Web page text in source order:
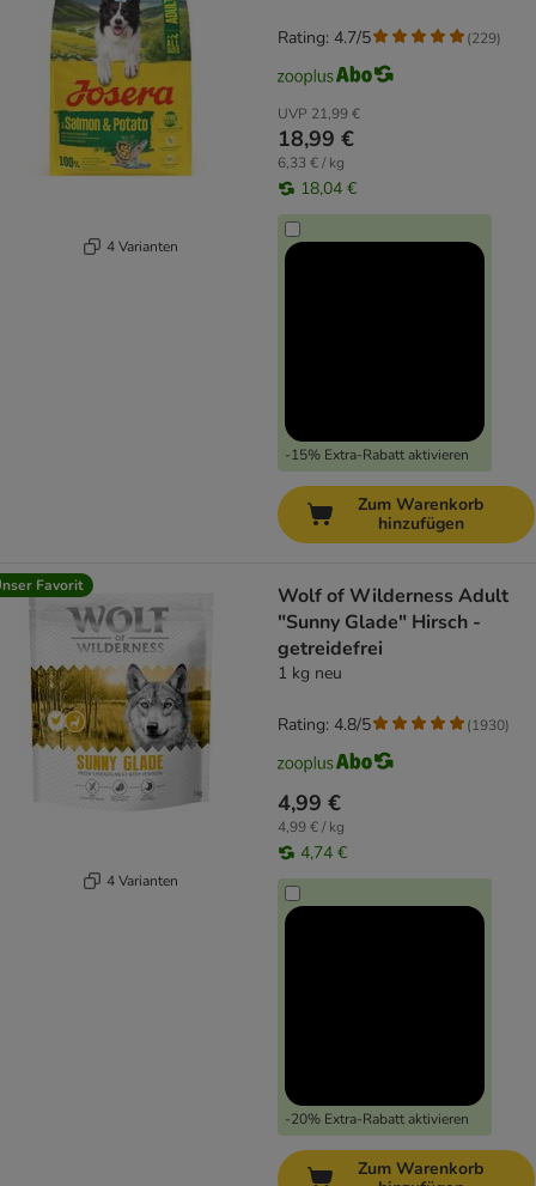
4 Varianten
UVP 21,99 €
18,99 €
6,33 € / kg
18,04 €
-15% Extra-Rabatt aktivieren
Rating: 4.7/5 (229)
Zum Warenkorb
hinzufügen
Favorit
4 Varianten
Wolf of Wilderness Adult
"Sunny Glade" Hirsch -
getreidefrei
1 kg neu
4,99 €
4,99 € / kg
4,74 €
-20% Extra-Rabatt aktivieren
Rating: 4.8/5 (1930)
Zum Warenkorb